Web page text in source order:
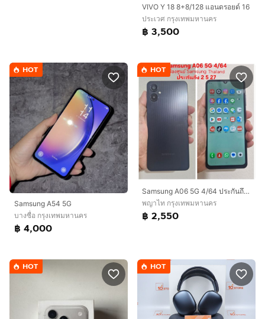
VIVO Y 18 8+8/128 แอนดรอยด์ 16
ประเวศ กรุงเทพมหานคร
฿ 3,500
HOT
Samsung A54 5G
บางซื่อ กรุงเทพมหานคร
฿ 4,000
HOT
Samsung A06 5G 4/64 ประกันถึง 2 5 27
พญาไท กรุงเทพมหานคร
฿ 2,550
HOT HOT